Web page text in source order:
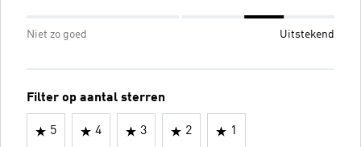
Niet zo goed Uitstekend
Filter op aantal sterren
5 4 3 2 1